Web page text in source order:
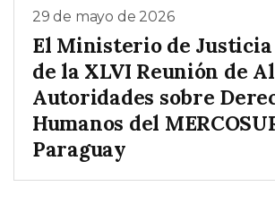
29 de mayo de 2026
El Ministerio de
de la XLVI Reunión de
Autoridades sobre
Humanos del
Paraguay